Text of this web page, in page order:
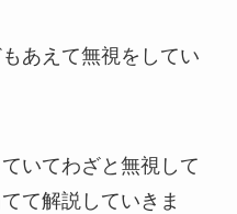
あえて無視をしてい
いてわざと無視して
て解説していきま